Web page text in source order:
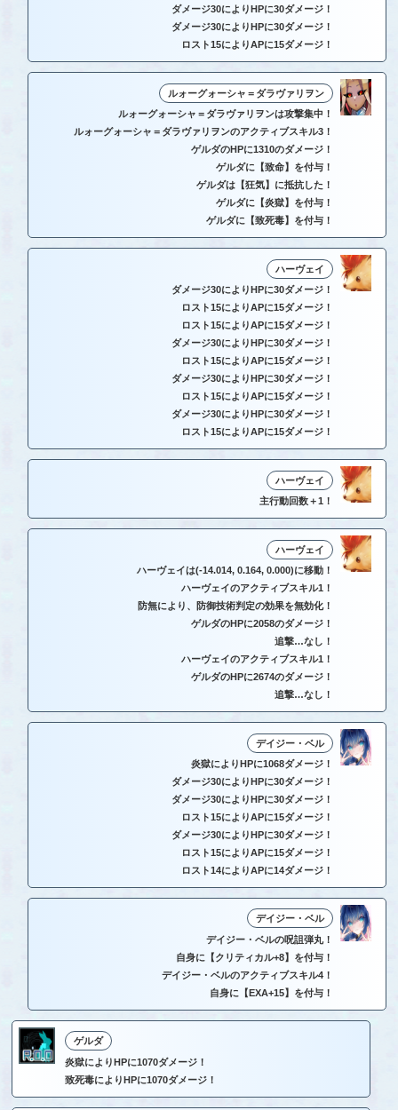
ダメージ30によりHPに30ダメージ！
ダメージ30によりHPに30ダメージ！
ロスト15によりAPに15ダメージ！
ルォーグォーシャ＝ダラヴァリヲン
ルォーグォーシャ＝ダラヴァリヲンは攻撃集中！
ルォーグォーシャ＝ダラヴァリヲンのアクティブスキル3！
ゲルダのHPに1310のダメージ！
ゲルダに【致命】を付与！
ゲルダは【狂気】に抵抗した！
ゲルダに【炎獄】を付与！
ゲルダに【致死毒】を付与！
ハーヴェイ
ダメージ30によりHPに30ダメージ！
ロスト15によりAPに15ダメージ！
ロスト15によりAPに15ダメージ！
ダメージ30によりHPに30ダメージ！
ロスト15によりAPに15ダメージ！
ダメージ30によりHPに30ダメージ！
ロスト15によりAPに15ダメージ！
ダメージ30によりHPに30ダメージ！
ロスト15によりAPに15ダメージ！
ハーヴェイ
主行動回数＋1！
ハーヴェイ
ハーヴェイは(-14.014, 0.164, 0.000)に移動！
ハーヴェイのアクティブスキル1！
防無により、防御技術判定の効果を無効化！
ゲルダのHPに2058のダメージ！
追撃…なし！
ハーヴェイのアクティブスキル1！
ゲルダのHPに2674のダメージ！
追撃…なし！
デイジー・ベル
炎獄によりHPに1068ダメージ！
ダメージ30によりHPに30ダメージ！
ダメージ30によりHPに30ダメージ！
ロスト15によりAPに15ダメージ！
ダメージ30によりHPに30ダメージ！
ロスト15によりAPに15ダメージ！
ロスト14によりAPに14ダメージ！
デイジー・ベル
デイジー・ベルの呪詛弾丸！
自身に【クリティカル+8】を付与！
デイジー・ベルのアクティブスキル4！
自身に【EXA+15】を付与！
ゲルダ
炎獄によりHPに1070ダメージ！
致死毒によりHPに1070ダメージ！